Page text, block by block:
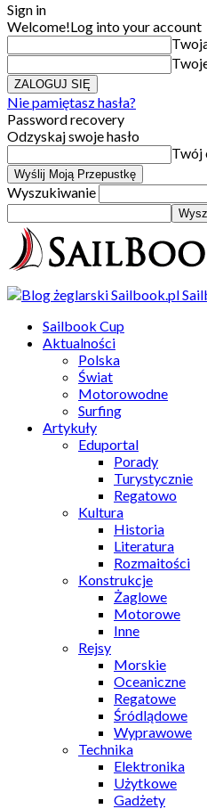
Sign in
Welcome!Log into your account
Nie pamiętasz hasła?
Password recovery
Odzyskaj swoje hasło
Twój
Wyszukiwanie
Sailbook Cup
Aktualności
Polska
Świat
Motorowodne
Surfing
Artykuły
Eduportal
Porady
Turystycznie
Regatowo
Kultura
Historia
Literatura
Rozmaitości
Konstrukcje
Żaglowe
Motorowe
Inne
Rejsy
Morskie
Oceaniczne
Regatowe
Śródlądowe
Wyprawowe
Technika
Elektronika
Użytkowe
Gadżety